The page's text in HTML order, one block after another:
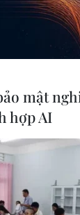
đoàn tàu
mật
hợp AI